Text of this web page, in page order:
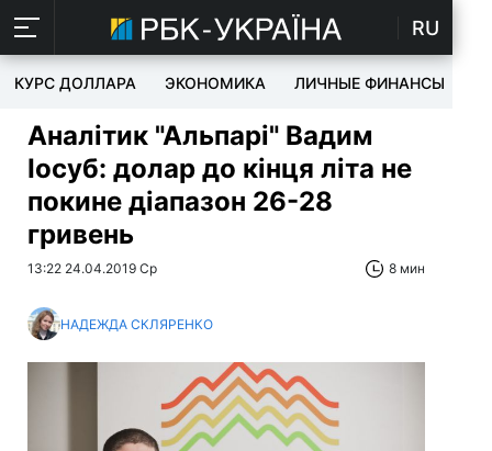
RU
КУРС ДОЛЛАРА ЭКОНОМИКА ЛИЧНЫЕ ФИНАНСЫ
Аналітик "Альпарі" Вадим
Іосуб: долар до кінця літа не
покине діапазон 26-28
гривень
13:22 24.04.2019 Ср 8 мин
НАДЕЖДА СКЛЯРЕНКО